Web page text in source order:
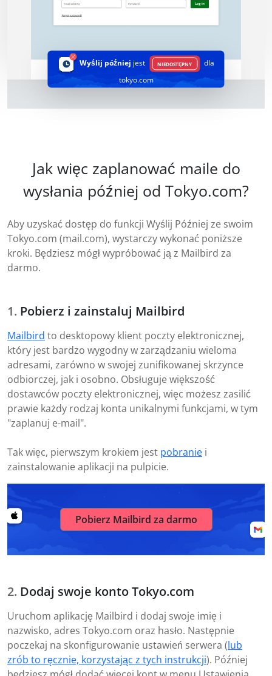
Wyślij później jest NIEDOSTĘPNY
dla
tokyo.com
Jak więc zaplanować maile do
wysłania później od Tokyo.com?
Aby uzyskać dostęp do funkcji Wyślij Później ze swoim
Tokyo.com (mail.com), wystarczy wykonać poniższe
kroki. Będziesz mógł wypróbować ją z Mailbird za
darmo.
Pobierz i zainstaluj Mailbird
Mailbird to desktopowy klient poczty elektronicznej,
który jest bardzo wygodny w zarządzaniu wieloma
adresami, zarówno w swojej zunifikowanej skrzynce
odbiorczej, jak i osobno. Obsługuje większość
dostawców poczty elektronicznej, więc możesz zasilić
prawie każdy rodzaj konta unikalnymi funkcjami, w tym
"zaplanuj e-mail".
Tak więc, pierwszym krokiem jest pobranie i
zainstalowanie aplikacji na pulpicie.
Pobierz Mailbird za darmo
Dodaj swoje konto Tokyo.com
Uruchom aplikację Mailbird i dodaj swoje imię i
nazwisko, adres Tokyo.com oraz hasło. Następnie
poczekaj na skonfigurowanie ustawień serwera (lub
zrób to ręcznie, korzystając z tych instrukcji). Później